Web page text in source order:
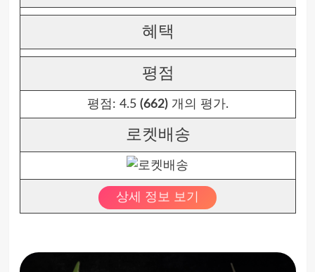
혜택
평점
평점: 4.5 (662)개의 평가.
로켓배송
상세 정보 보기